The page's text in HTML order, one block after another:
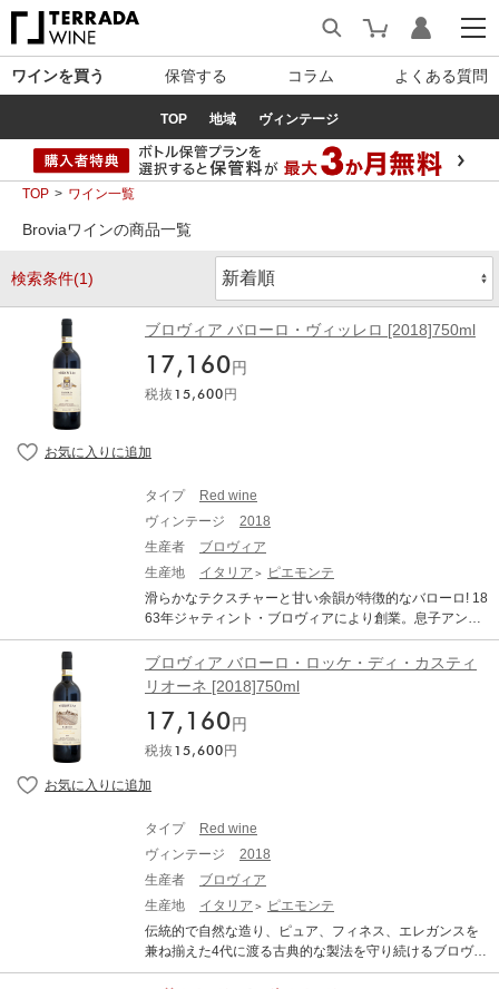
ワインを買う 保管する コラム よくある質問
TOP 地域 ヴィンテージ
TOP ワイン一覧
Broviaワインの商品一覧
検索条件(1)
ブロヴィア バローロ・ヴィッレロ [2018]750ml
17,160 円
税抜 15,600 円
タイプ
Red wine
ヴィンテージ
2018
生産者
ブロヴィア
生産地
イタリア
ピエモンテ
滑らかなテクスチャーと甘い余韻が特徴的なバローロ! 18
63年ジャティント・ブロヴィアにより創業。息子アント
ニオが父を後を継ぐも1932年に若くして急逝。世界大戦
による混乱期もあり1953年まで暫くブロヴィアとしての
活動は途絶えるも、やがてアントニオの長男で祖父と同
名のジャティントが大人になると弟妹達と共に再びワイ
ン造りを本格的に再開。1980年代後半になりジャティン
トの娘2人が参画し、今日では姉エレナが主に栽培を担当
し、夫アレックス・サンチェスが主に醸造を行い4代目当
主として夫婦2人で力を合わせる。 代々畑に対する強い
ワインで表現する事を最も大事にしている。本拠地カス
ティリオーネ・ファレット村には全バローロ中でも歴史
的にトップクラスに評価されるクリュ、ロッケ・ディ・
カスティリオーネとヴィレーロ、ガルブレット・スエ
（別名；アルテナッソ）を所有し、そして隣村セッラル
クリュ、ブレアから見事なバローロを造り出す。 「バロ
ーロ・ヴィッレロ」は、標高230～350mの粘土質のマー
ブロヴィア バローロ・ロッケ・ディ・カスティ
リオーネ [2018]750ml
17,160 円
税抜 15,600 円
タイプ
Red wine
ヴィンテージ
2018
生産者
ブロヴィア
生産地
イタリア
ピエモンテ
伝統的で自然な造り、ピュア、フィネス、エレガンスを
兼ね揃えた4代に渡る古典的な製法を守り続けるブロヴィ
ア。カスティリオーネ・ファレットの著名な畑でバロー